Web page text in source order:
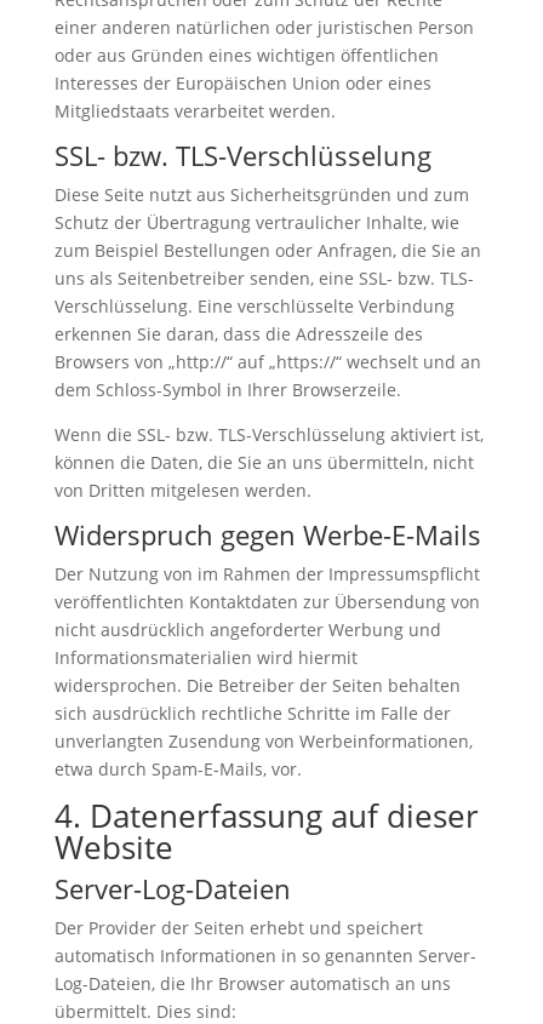
einer anderen natürlichen oder juristischen Person
oder aus Gründen eines wichtigen öffentlichen
Interesses der Europäischen Union oder eines
Mitgliedstaats verarbeitet werden.
SSL- bzw. TLS-Verschlüsselung
Diese Seite nutzt aus Sicherheitsgründen und zum
Schutz der Übertragung vertraulicher Inhalte, wie
zum Beispiel Bestellungen oder Anfragen, die Sie an
uns als Seitenbetreiber senden, eine SSL- bzw. TLS-
Verschlüsselung. Eine verschlüsselte Verbindung
erkennen Sie daran, dass die Adresszeile des
Browsers von „http://“ auf „https://“ wechselt und an
dem Schloss-Symbol in Ihrer Browserzeile.
Wenn die SSL- bzw. TLS-Verschlüsselung aktiviert ist,
können die Daten, die Sie an uns übermitteln, nicht
von Dritten mitgelesen werden.
Widerspruch gegen Werbe-E-Mails
Der Nutzung von im Rahmen der Impressumspflicht
veröffentlichten Kontaktdaten zur Übersendung von
nicht ausdrücklich angeforderter Werbung und
Informationsmaterialien wird hiermit
widersprochen. Die Betreiber der Seiten behalten
sich ausdrücklich rechtliche Schritte im Falle der
unverlangten Zusendung von Werbeinformationen,
etwa durch Spam-E-Mails, vor.
4. Datenerfassung auf dieser
Website
Server-Log-Dateien
Der Provider der Seiten erhebt und speichert
automatisch Informationen in so genannten Server-
Log-Dateien, die Ihr Browser automatisch an uns
übermittelt. Dies sind: